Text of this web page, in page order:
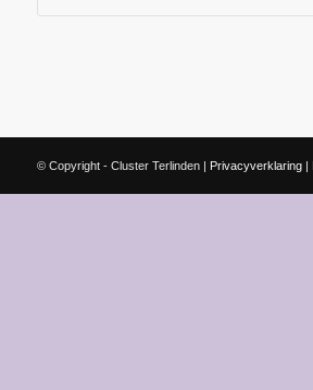
© Copyright - Cluster Terlinden | Privacyverklaring|